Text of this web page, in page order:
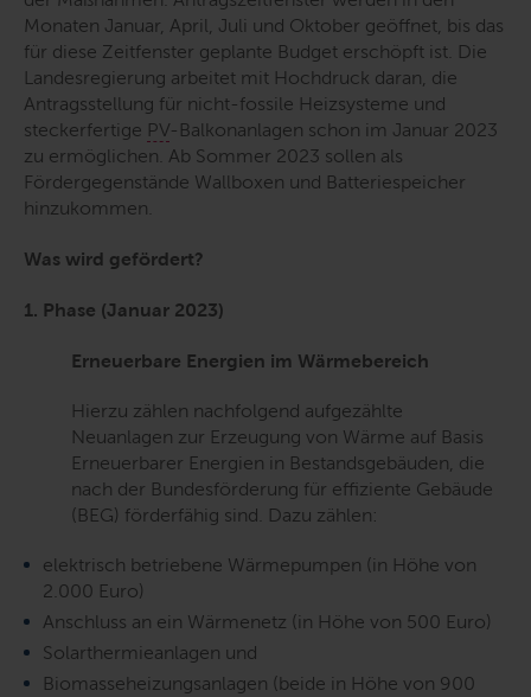
Monaten Januar, April, Juli und Oktober geöffnet, bis das
für diese Zeitfenster geplante Budget erschöpft ist. Die
Landesregierung arbeitet mit Hochdruck daran, die
Antragsstellung für nicht-fossile Heizsysteme und
steckerfertige PV-Balkonanlagen schon im Januar 2023
zu ermöglichen. Ab Sommer 2023 sollen als
Fördergegenstände Wallboxen und Batteriespeicher
hinzukommen.
Was wird gefördert?
1. Phase (Januar 2023)
Erneuerbare Energien im Wärmebereich
Hierzu zählen nachfolgend aufgezählte
Neuanlagen zur Erzeugung von Wärme auf Basis
Erneuerbarer Energien in Bestandsgebäuden, die
nach der Bundesförderung für effiziente Gebäude
(BEG) förderfähig sind. Dazu zählen:
elektrisch betriebene Wärmepumpen (in Höhe von
2.000 Euro)
Anschluss an ein Wärmenetz (in Höhe von 500 Euro)
Solarthermieanlagen und
Biomasseheizungsanlagen (beide in Höhe von 900